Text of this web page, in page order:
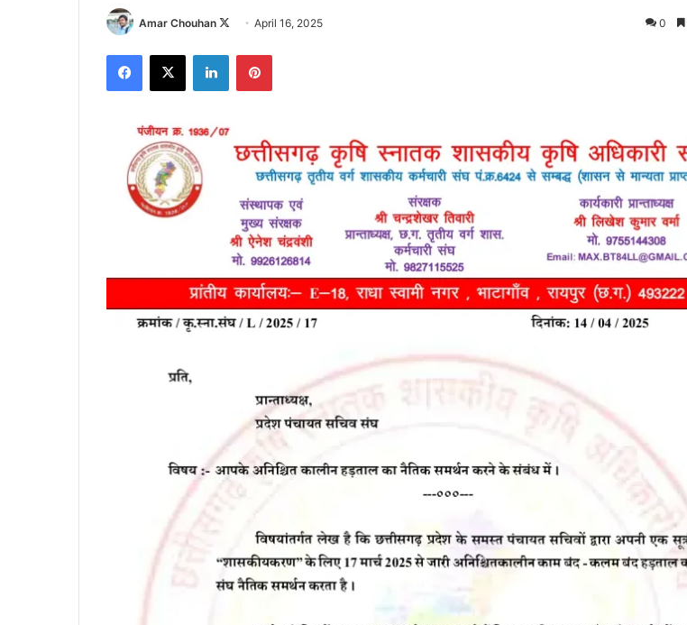
Amar Chouhan
FollowApril 16, 2025 0
Facebook
X LinkedInPinterest